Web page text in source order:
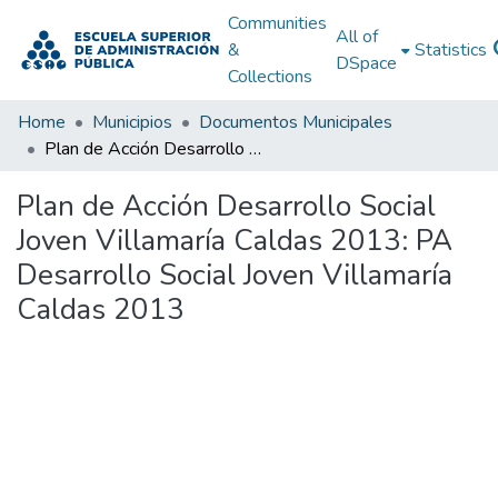
Communities
&
Collections
All of
DSpace
Statistics
Home Municipios
Documentos Municipales
Plan de Acción Desarrollo Social Joven Villamaría Caldas 2013: PA Desarrollo Social Joven Villamaría Caldas 2013
Plan de Acción Desarrollo Social
Joven Villamaría Caldas 2013: PA
Desarrollo Social Joven Villamaría
Caldas 2013